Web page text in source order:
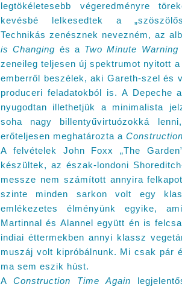
legtökéletesebb végeredményre
kevésbé lelkesedtek a
Technikás zenésznek nevezném, az
is Changing és a Two Minute Warning
zeneileg teljesen új spektrumot nyitott
emberről beszélek, aki Gareth-szel és
produceri feladatokból is. A Depeche
nyugodtan illethetjük a minimalista
soha nagy billentyűvirtuózokká
erőteljesen meghatározta a
A felvételek John Foxx „The
készültek, az észak-londoni
messze nem számított annyira
szinte minden sarkon volt egy
emlékezetes élményünk egyike,
Martinnal és Alannel együtt én is
indiai éttermekben annyi klassz
muszáj volt kipróbálnunk. Mi csak pár
ma sem eszik húst.
A Construction Time Again